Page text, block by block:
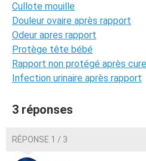
Cullote mouille
Douleur ovaire après rapport
Odeur apres rapport
Protège tête bébé
Rapport non protégé après
Infection urinaire après rapport
3 réponses
RÉPONSE 1 / 3